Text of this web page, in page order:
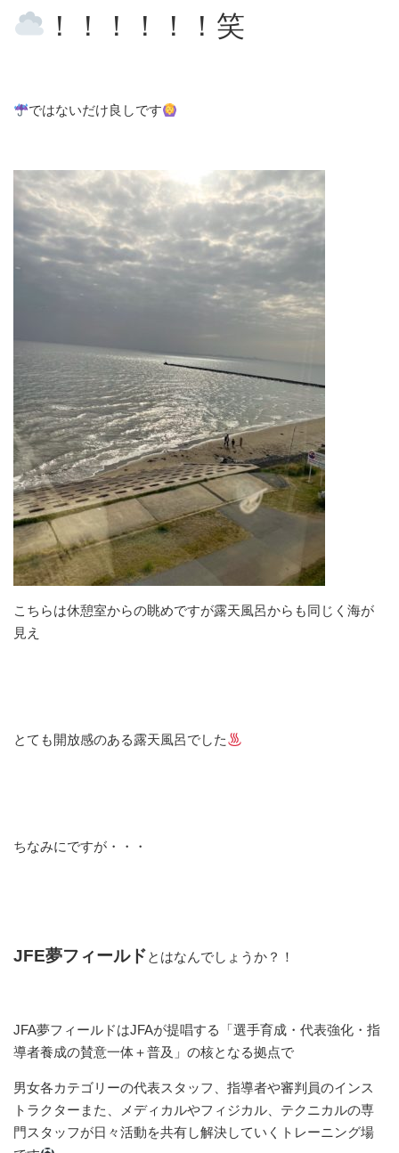
！！！！！！笑
ではないだけ良しです
こちらは休憩室からの眺めですが露天風呂からも同じく海が
見え
とても開放感のある露天風呂でした
ちなみにですが・・・
JFE夢フィールドとはなんでしょうか？！
JFA夢フィールドはJFAが提唱する「選手育成・代表強化・指
導者養成の賛意一体＋普及」の核となる拠点で
男女各カテゴリーの代表スタッフ、指導者や審判員のインス
トラクターまた、メディカルやフィジカル、テクニカルの専
門スタッフが日々活動を共有し解決していくトレーニング場